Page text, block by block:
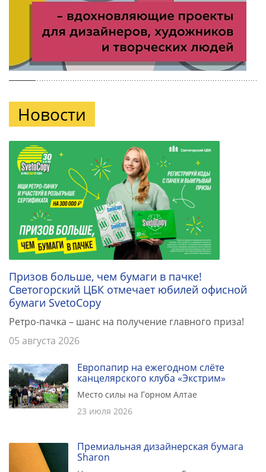
Новости
Призов больше, чем бумаги в пачке!
Светогорский ЦБК отмечает юбилей офисной
бумаги SvetoCopy
Ретро-пачка – шанс на получение главного приза!
05 августа 2026
Европапир на ежегодном слёте
канцелярского клуба «Экстрим»
Место силы на Горном Алтае
23 июля 2026
Премиальная дизайнерская бумага
Sharon